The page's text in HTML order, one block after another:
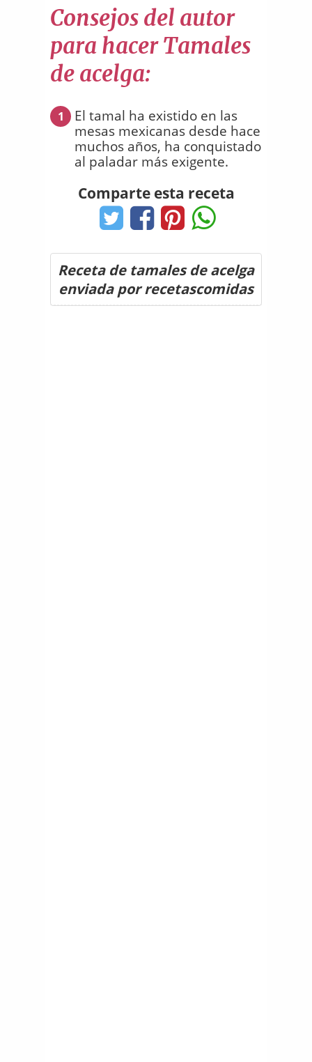
Consejos del autor
para hacer Tamales
de acelga:
1
El tamal ha existido en las
mesas mexicanas desde hace
muchos años, ha conquistado
al paladar más exigente.
Comparte esta receta
Receta de tamales de acelga
enviada por recetascomidas